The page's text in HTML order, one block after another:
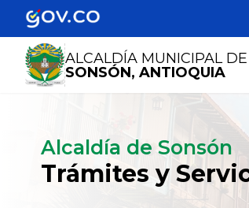
ALCALDÍA MUNICIPAL DE
SONSÓN, ANTIOQUIA
Alcaldía de Sonsón
Trámites y